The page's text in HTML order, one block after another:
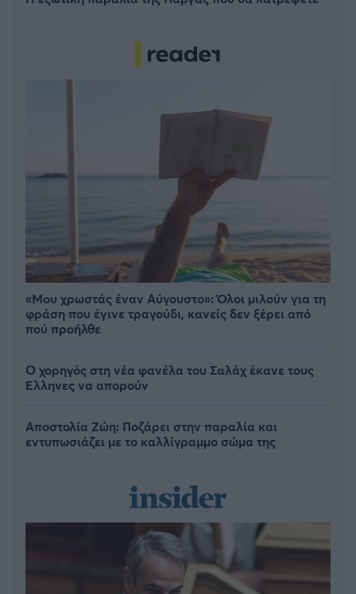
«Μου χρωστάς έναν Αύγουστο»: Όλοι μιλούν για τη
φράση που έγινε τραγούδι, κανείς δεν ξέρει από
πού προήλθε
Ο χορηγός στη νέα φανέλα του Σαλάχ έκανε τους
Έλληνες να απορούν
Αποστολία Ζώη: Ποζάρει στην παραλία και
εντυπωσιάζει με το καλλίγραμμο σώμα της